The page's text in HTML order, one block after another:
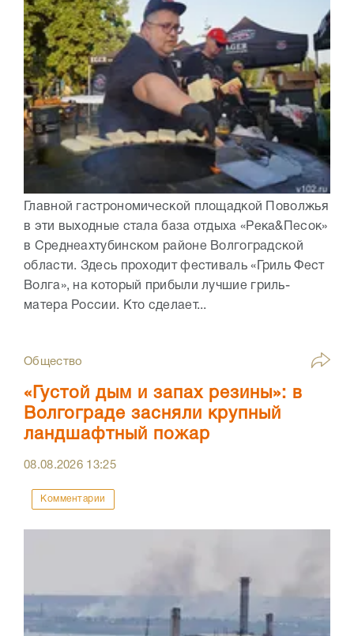
Главной гастрономической площадкой Поволжья
в эти выходные стала база отдыха «Река&Песок»
в Среднеахтубинском районе Волгоградской
области. Здесь проходит фестиваль «Гриль Фест
Волга», на который прибыли лучшие гриль-
матера России. Кто сделает...
Общество
«Густой дым и запах резины»: в
Волгограде засняли крупный
ландшафтный пожар
08.08.2026 13:25
Комментарии